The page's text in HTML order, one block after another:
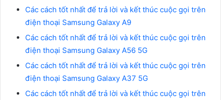
Các cách tốt nhất để trả lời và kết thúc cuộc gọi trên
điện thoại Samsung Galaxy A9
Các cách tốt nhất để trả lời và kết thúc cuộc gọi trên
điện thoại Samsung Galaxy A56 5G
Các cách tốt nhất để trả lời và kết thúc cuộc gọi trên
điện thoại Samsung Galaxy A37 5G
Các cách tốt nhất để trả lời và kết thúc cuộc gọi trên